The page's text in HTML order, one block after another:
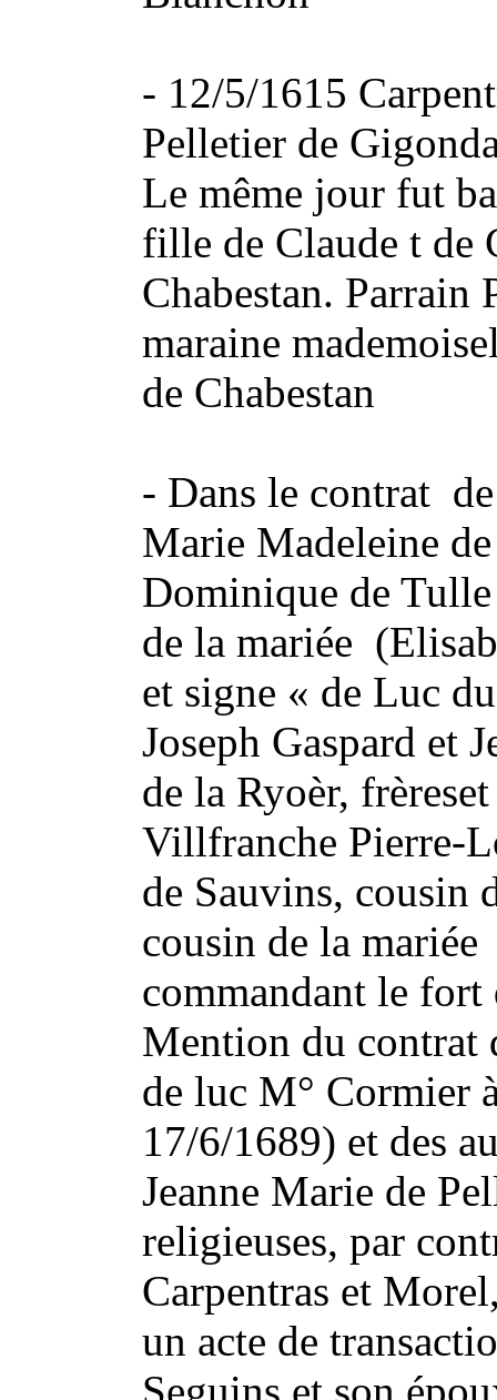
- 12/5/1615
Pelletier de
Le même jour fut
fille de Claude t de
Chabestan. Parrain
maraine
de Chabestan
- Dans le contrat
Marie Madeleine
Dominique de
de la mariée
et signe « de Luc
Joseph Gaspard et
de la Ryoèr,
Villfranche Pierre-
de Sauvins, cousin
cousin de la
commandant le
Mention du contrat
de luc M° Cormier
17/6/1689) et des
Jeanne Marie de
religieuses, par
Carpentras et
un acte de